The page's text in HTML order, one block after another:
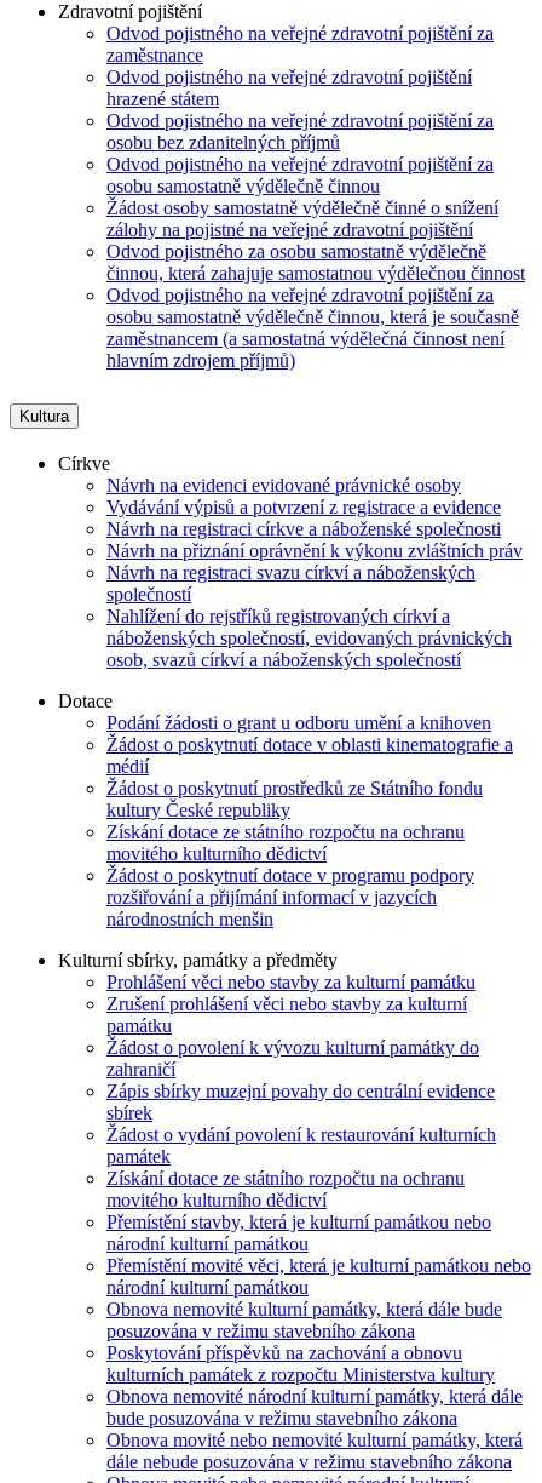
Zdravotní pojištění
Odvod pojistného na veřejné zdravotní pojištění za
zaměstnance
Odvod pojistného na veřejné zdravotní pojištění
hrazené státem
Odvod pojistného na veřejné zdravotní pojištění za
osobu bez zdanitelných příjmů
Odvod pojistného na veřejné zdravotní pojištění za
osobu samostatně výdělečně činnou
Žádost osoby samostatně výdělečně činné o snížení
zálohy na pojistné na veřejné zdravotní pojištění
Odvod pojistného za osobu samostatně výdělečně
činnou, která zahajuje samostatnou výdělečnou činnost
Odvod pojistného na veřejné zdravotní pojištění za
osobu samostatně výdělečně činnou, která je současně
zaměstnancem (a samostatná výdělečná činnost není
hlavním zdrojem příjmů)
Kultura
Církve
Návrh na evidenci evidované právnické osoby
Vydávání výpisů a potvrzení z registrace a evidence
Návrh na registraci církve a náboženské společnosti
Návrh na přiznání oprávnění k výkonu zvláštních práv
Návrh na registraci svazu církví a náboženských
společností
Nahlížení do rejstříků registrovaných církví a
náboženských společností, evidovaných právnických
osob, svazů církví a náboženských společností
Dotace
Podání žádosti o grant u odboru umění a knihoven
Žádost o poskytnutí dotace v oblasti kinematografie a
médií
Žádost o poskytnutí prostředků ze Státního fondu
kultury České republiky
Získání dotace ze státního rozpočtu na ochranu
movitého kulturního dědictví
Žádost o poskytnutí dotace v programu podpory
rozšiřování a přijímání informací v jazycích
národnostních menšin
Kulturní sbírky, památky a předměty
Prohlášení věci nebo stavby za kulturní památku
Zrušení prohlášení věci nebo stavby za kulturní
památku
Žádost o povolení k vývozu kulturní památky do
zahraničí
Zápis sbírky muzejní povahy do centrální evidence
sbírek
Žádost o vydání povolení k restaurování kulturních
památek
Získání dotace ze státního rozpočtu na ochranu
movitého kulturního dědictví
Přemístění stavby, která je kulturní památkou nebo
národní kulturní památkou
Přemístění movité věci, která je kulturní památkou nebo
národní kulturní památkou
Obnova nemovité kulturní památky, která dále bude
posuzována v režimu stavebního zákona
Poskytování příspěvků na zachování a obnovu
kulturních památek z rozpočtu Ministerstva kultury
Obnova nemovité národní kulturní památky, která dále
bude posuzována v režimu stavebního zákona
Obnova movité nebo nemovité kulturní památky, která
dále nebude posuzována v režimu stavebního zákona